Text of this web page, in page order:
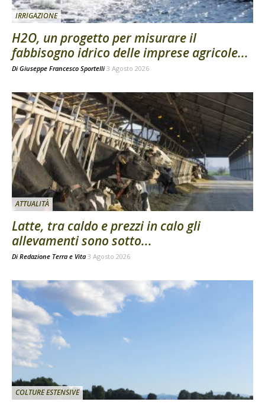
IRRIGAZIONE
H2O, un progetto per misurare il
fabbisogno idrico delle imprese agricole...
Di Giuseppe Francesco Sportelli 3 Agosto 2026
ATTUALITÀ
Latte, tra caldo e prezzi in calo gli
allevamenti sono sotto...
Di Redazione Terra e Vita 3 Agosto 2026
COLTURE ESTENSIVE